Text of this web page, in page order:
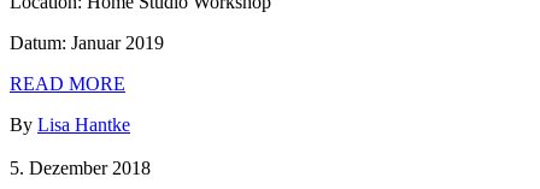
Datum: Januar 2019
READ MORE
By Lisa Hantke
5. Dezember 2018